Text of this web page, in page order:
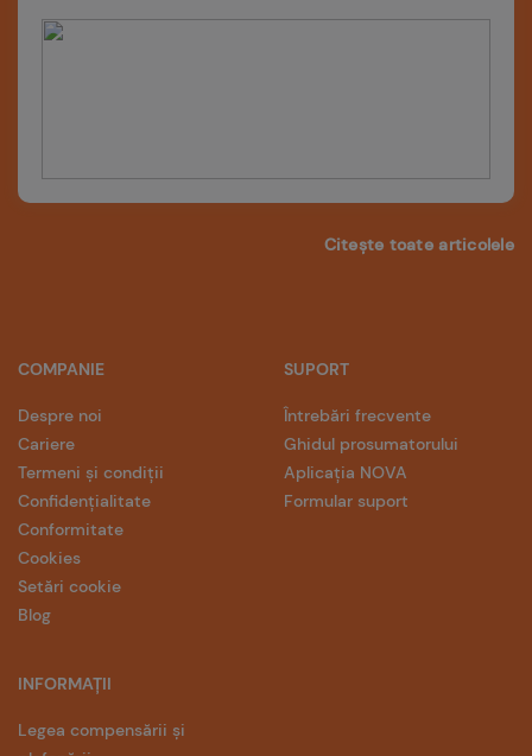
Citește toate articolele
COMPANIE
Despre noi
Cariere
Termeni și condiții
Confidențialitate
Conformitate
Cookies
Setări cookie
Blog
INFORMAȚII
Legea compensării și
SUPORT
Întrebări frecvente
Ghidul prosumatorului
Aplicația NOVA
Formular suport